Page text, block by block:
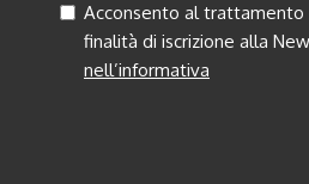
Acconsento al trattamento
finalità di iscrizione alla
nell’informativa